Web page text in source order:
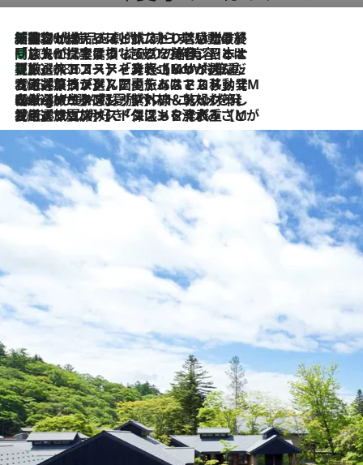
2026.8.6
「荷物が増えるほど旅ストレスは増す」美容ジャーナリストがたどり着いた最終結論。“化粧品を劇的に減らす”感動の凝縮美容とは
2026.8.6
「旅先には金髪ウィッグを持参」日本と同じメイクでは損してる!? 美容ジャーナリストが提案する“掟破りの旅美容”とは
2026.8.6
【厳選旅コスメ】「身軽さ＆UV対策重視！」ヘアアーティストshucoが選んだ夏旅ベストコスメを発表【Mサイズジップ】
2026.8.5
【厳選旅コスメ】国内をあちこち移動する河井菜摘が選んだ夏旅ベストコスメ発表！「リラックスアイテムはマスト」【Mサイズジップ】
2026.8.4
【厳選旅コスメ】「紫外線＆乾燥対策しながらメイク感も！」ヘア＆メイクGeorgeが選んだ夏旅ベストコスメを発表！【Mサイズジップ】
2026.8.3
【厳選旅コスメ】「保湿もタイパ重視！」“サウナ好き”タレント清水みさとが愛用する夏旅ベストコスメを発表！【Mサイズジップ】